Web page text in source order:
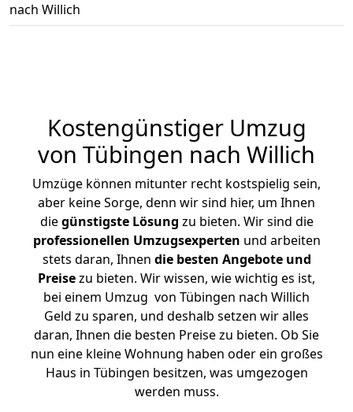
nach Willich
Kostengünstiger Umzug
von Tübingen nach Willich
Umzüge können mitunter recht kostspielig sein,
aber keine Sorge, denn wir sind hier, um Ihnen
diegünstigste Lösung zu bieten. Wir sind die
professionellen Umzugsexperten und arbeiten
stets daran, Ihnen die besten Angebote und
Preisezu bieten. Wir wissen, wie wichtig es ist,
bei einem Umzug von Tübingen nach Willich
Geld zu sparen, und deshalb setzen wir alles
daran, Ihnen die besten Preise zu bieten. Ob Sie
nun eine kleine Wohnung haben oder ein großes
Haus in Tübingen besitzen, was umgezogen
werden muss.